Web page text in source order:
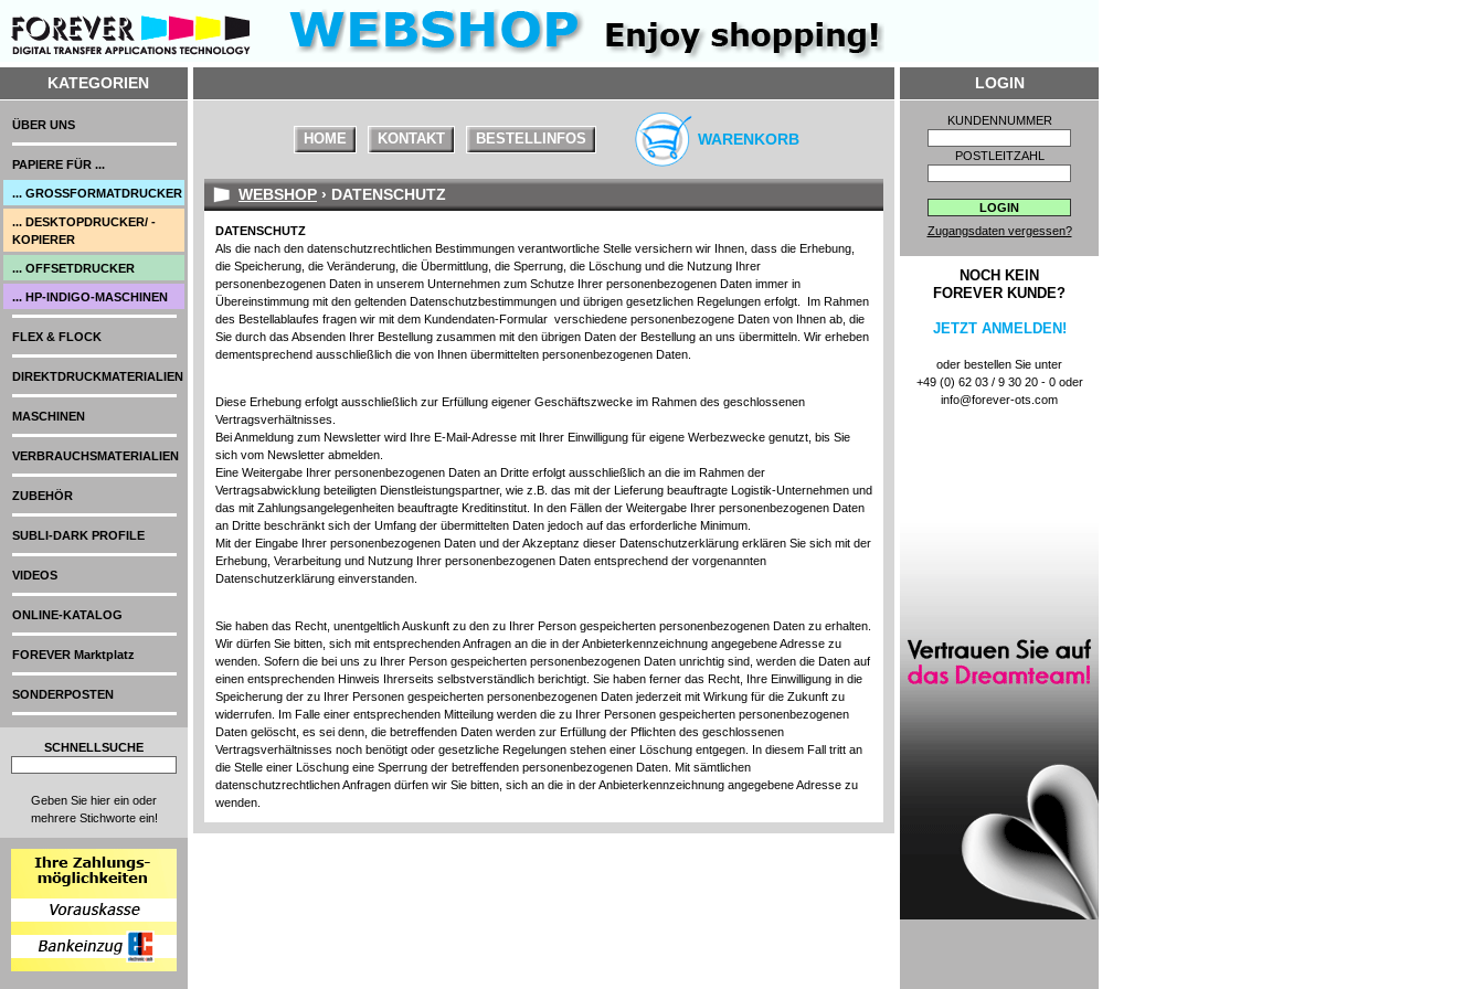
KATEGORIEN
SCHNELLSUCHE
Geben Sie hier ein oder
mehrere Stichworte ein!
HOME KONTAKT BESTELLINFOS WARENKORB
WEBSHOP › DATENSCHUTZ
DATENSCHUTZ
Als die nach den datenschutzrechtlichen Bestimmungen verantwortliche Stelle versichern wir Ihnen, dass die Erhebung,
die Speicherung, die Veränderung, die Übermittlung, die Sperrung, die Löschung und die Nutzung Ihrer
personenbezogenen Daten in unserem Unternehmen zum Schutze Ihrer personenbezogenen Daten immer in
Übereinstimmung mit den geltenden Datenschutzbestimmungen und übrigen gesetzlichen Regelungen erfolgt. Im Rahmen
des Bestellablaufes fragen wir mit dem Kundendaten-Formular verschiedene personenbezogene Daten von Ihnen ab, die
Sie durch das Absenden Ihrer Bestellung zusammen mit den übrigen Daten der Bestellung an uns übermitteln. Wir erheben
dementsprechend ausschließlich die von Ihnen übermittelten personenbezogenen Daten.
Diese Erhebung erfolgt ausschließlich zur Erfüllung eigener Geschäftszwecke im Rahmen des geschlossenen
Vertragsverhältnisses.
Bei Anmeldung zum Newsletter wird Ihre E-Mail-Adresse mit Ihrer Einwilligung für eigene Werbezwecke genutzt, bis Sie
sich vom Newsletter abmelden.
Eine Weitergabe Ihrer personenbezogenen Daten an Dritte erfolgt ausschließlich an die im Rahmen der
Vertragsabwicklung beteiligten Dienstleistungspartner, wie z.B. das mit der Lieferung beauftragte Logistik-Unternehmen und
das mit Zahlungsangelegenheiten beauftragte Kreditinstitut. In den Fällen der Weitergabe Ihrer personenbezogenen Daten
an Dritte beschränkt sich der Umfang der übermittelten Daten jedoch auf das erforderliche Minimum.
Mit der Eingabe Ihrer personenbezogenen Daten und der Akzeptanz dieser Datenschutzerklärung erklären Sie sich mit der
Erhebung, Verarbeitung und Nutzung Ihrer personenbezogenen Daten entsprechend der vorgenannten
Datenschutzerklärung einverstanden.
Sie haben das Recht, unentgeltlich Auskunft zu den zu Ihrer Person gespeicherten personenbezogenen Daten zu erhalten.
Wir dürfen Sie bitten, sich mit entsprechenden Anfragen an die in der Anbieterkennzeichnung angegebene Adresse zu
wenden. Sofern die bei uns zu Ihrer Person gespeicherten personenbezogenen Daten unrichtig sind, werden die Daten auf
einen entsprechenden Hinweis Ihrerseits selbstverständlich berichtigt. Sie haben ferner das Recht, Ihre Einwilligung in die
Speicherung der zu Ihrer Personen gespeicherten personenbezogenen Daten jederzeit mit Wirkung für die Zukunft zu
widerrufen. Im Falle einer entsprechenden Mitteilung werden die zu Ihrer Personen gespeicherten personenbezogenen
Daten gelöscht, es sei denn, die betreffenden Daten werden zur Erfüllung der Pflichten des geschlossenen
Vertragsverhältnisses noch benötigt oder gesetzliche Regelungen stehen einer Löschung entgegen. In diesem Fall tritt an
die Stelle einer Löschung eine Sperrung der betreffenden personenbezogenen Daten. Mit sämtlichen
datenschutzrechtlichen Anfragen dürfen wir Sie bitten, sich an die in der Anbieterkennzeichnung angegebene Adresse zu
wenden.
LOGIN
KUNDENNUMMER
POSTLEITZAHL
Zugangsdaten vergessen?
NOCH KEIN
FOREVER KUNDE?
JETZT ANMELDEN!
oder bestellen Sie unter
+49 (0) 62 03 / 9 30 20 - 0 oder
info@forever-ots.com
ÜBER UNS
PAPIERE FÜR ...
... GROSSFORMATDRUCKER
... DESKTOPDRUCKER/ -
KOPIERER
... OFFSETDRUCKER
... HP-INDIGO-MASCHINEN
FLEX & FLOCK
DIREKTDRUCKMATERIALIEN
MASCHINEN
VERBRAUCHSMATERIALIEN
ZUBEHÖR
SUBLI-DARK PROFILE
VIDEOS
ONLINE-KATALOG
FOREVER Marktplatz
SONDERPOSTEN